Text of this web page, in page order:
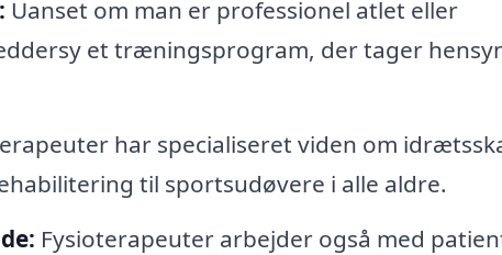
Uanset om man er professionel atlet eller
et træningsprogram, der tager
har specialiseret viden om
til sportsudøvere i alle aldre.
Fysioterapeuter arbejder også med